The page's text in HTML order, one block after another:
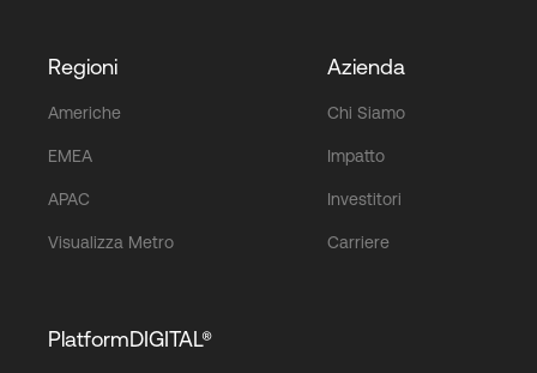
Regioni
Americhe
EMEA
APAC
Visualizza Metro
Azienda
Chi Siamo
Impatto
Investitori
Carriere
PlatformDIGITAL®